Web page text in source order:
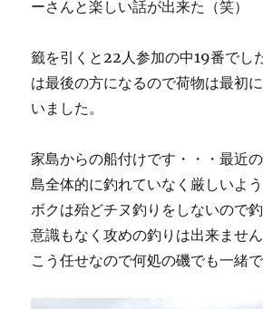
ーさんと楽しい話が出来た（笑）
籤を引くと22人参加の中19番でし
は最後の方になるので荷物は最初
いました。
家島からの船付けです・・・最近
島全体的に釣れていなく厳しいよう
ボクは殆どチヌ釣りをしないので
意識もなく攻めの釣りは出来ませ
こう任せなので何処の磯でも一緒で